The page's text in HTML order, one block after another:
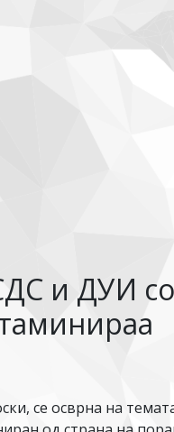
и ДУИ
се осврна на